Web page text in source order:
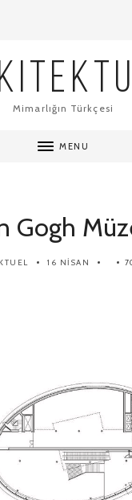
Mimarlığın Türkçesi
MENU
Gogh
16 NISAN